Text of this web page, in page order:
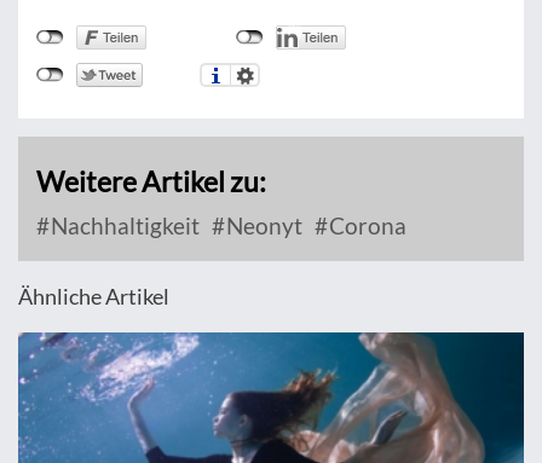
Weitere Artikel zu:
Nachhaltigkeit Neonyt Corona
Ähnliche Artikel